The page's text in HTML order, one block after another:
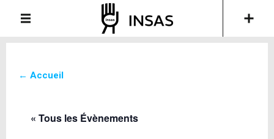
← Accueil
« Tous les Évènements